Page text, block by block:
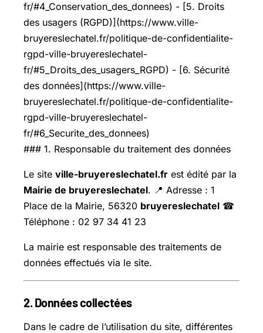
fr/#4_Conservation_des_donnees) - [5. Droits
des usagers (RGPD)](https://www.ville-
bruyereslechatel.fr/politique-de-confidentialite-
rgpd-ville-bruyereslechatel-
fr/#5_Droits_des_usagers_RGPD) - [6. Sécurité
des données](https://www.ville-
bruyereslechatel.fr/politique-de-confidentialite-
rgpd-ville-bruyereslechatel-
fr/#6_Securite_des_donnees)
### 1. Responsable du traitement des données
Le site ville-bruyereslechatel.fr est édité par la
Mairie de bruyereslechatel. 📍 Adresse : 1
Place de la Mairie, 56320 bruyereslechatel ☎
Téléphone : 02 97 34 41 23
La mairie est responsable des traitements de
données effectués via le site.
2. Données collectées
Dans le cadre de l’utilisation du site, différentes